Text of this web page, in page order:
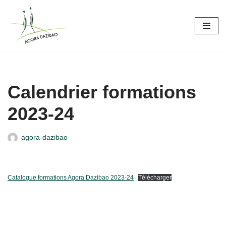
Aller
Calendrier formations
2023-24
agora-dazibao
Catalogue formations Agora Dazibao 2023-24 Télécharger